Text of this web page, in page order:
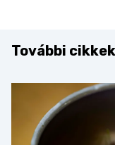
További cikkek